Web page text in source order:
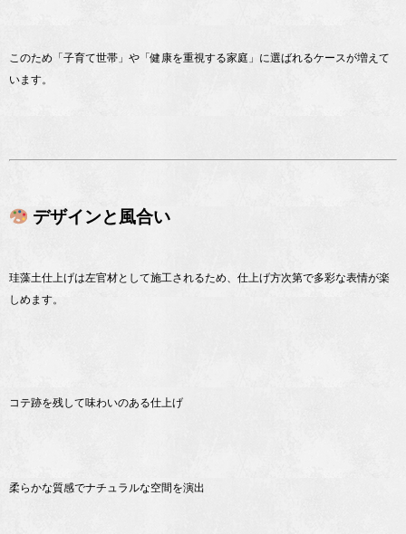
このため「子育て世帯」や「健康を重視する家庭」に選ばれるケースが増えて
います。
デザインと風合い
珪藻土仕上げは左官材として施工されるため、仕上げ方次第で多彩な表情が楽
しめます。
コテ跡を残して味わいのある仕上げ
柔らかな質感でナチュラルな空間を演出